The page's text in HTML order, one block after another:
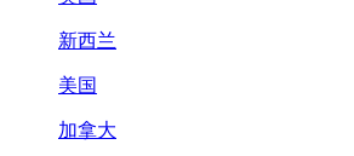
新西兰
美国
加拿大